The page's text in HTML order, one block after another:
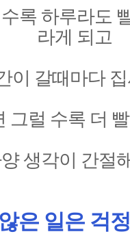
록 하루라도
라게 되고
이 갈때마다
그럴 수록 더
생각이 간절
은 일은 걱